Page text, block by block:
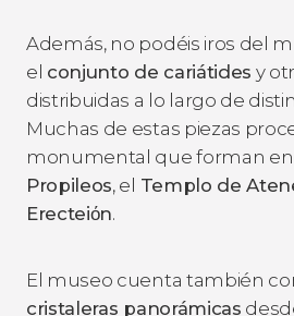
Además, no podéis iros del
el conjunto de cariátides y
distribuidas a lo largo de
Muchas de estas piezas
monumental que forman en
Propileos, el Templo de
Erecteiόn.
El museo cuenta también
cristaleras panorámicas